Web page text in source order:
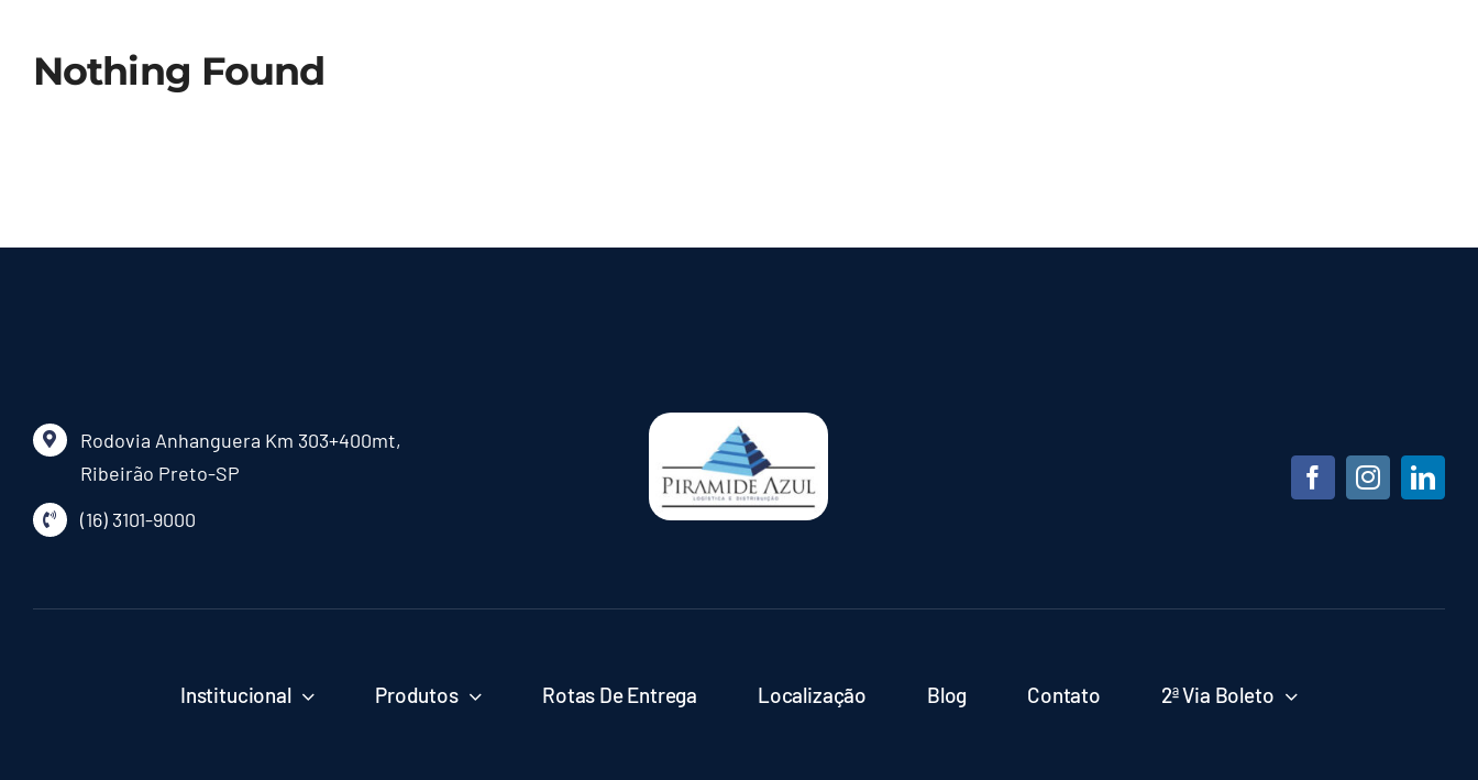
Nothing Found
Rodovia Anhanguera Km 303+400mt,
Ribeirão Preto-SP
(16) 3101-9000
Institucional Produtos Rotas De Entrega Localização Blog Contato 2ª Via Boleto